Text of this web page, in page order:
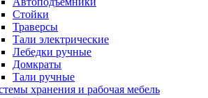
Стойки
Траверсы
Тали электрические
Лебедки ручные
Домкраты
Тали ручные
хранения и рабочая мебель